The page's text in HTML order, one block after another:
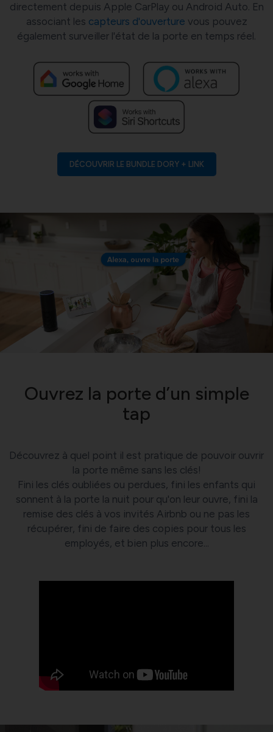
directement depuis Apple CarPlay ou Android Auto. En
associant les capteurs d'ouverture vous pouvez
également surveiller l'état de la porte en temps réel.
DÉCOUVRIR LE BUNDLE DORY + LINK
Ouvrez la porte d’un simple
tap
Découvrez à quel point il est pratique de pouvoir ouvrir
la porte même sans les clés!
Fini les clés oubliées ou perdues, fini les enfants qui
sonnent à la porte la nuit pour qu'on leur ouvre, fini la
remise des clés à vos invités Airbnb ou ne pas les
récupérer, fini de faire des copies pour tous les
employés, et bien plus encore...